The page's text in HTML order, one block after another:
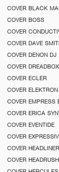
COVER BLACK
COVER BOSS
COVER
COVER DAVE
COVER DENON DJ
COVER DREADBOX
COVER ECLER
COVER ELEKTRON
COVER EMPRESS
COVER ERICA
COVER EVENTIDE
COVER
COVER
COVER HEADRUSH